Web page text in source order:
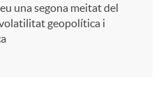
una segona meitat del
geopolítica i